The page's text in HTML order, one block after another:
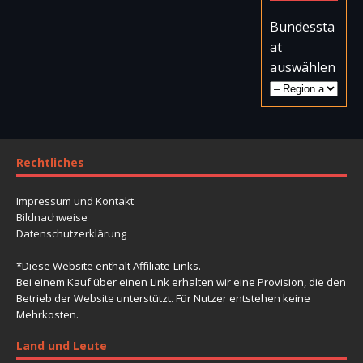
Doku – Reise durch Amerika – Die
Das an der amerikanisch-mexikanischen
eine turbulente Vergangenheit: Gigantische
Explosionen aus Feuer und Schwefel bildeten
hier fünf gigantische Krater, Hunderte
Vulkankegel und
Chiapas – Reich der Indianer in
Mexiko
Chiapas, der südlichste Bundesstaat Mexikos,
vier Prozent der gesamten Landesfläche. Gut
Bundessta
at
auswählen
Rechtliches
Impressum und Kontakt
Bildnachweise
Datenschutzerklärung
*Diese Website enthält Affiliate-Links.
Bei einem Kauf über einen Link erhalten wir eine Provision, die den
Betrieb der Website unterstützt. Für Nutzer entstehen keine
Mehrkosten.
Land und Leute